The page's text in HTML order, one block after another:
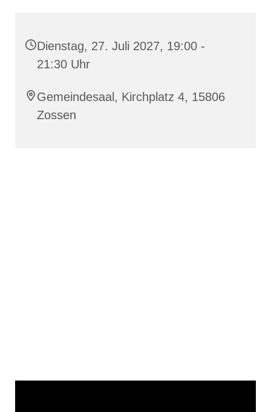
Dienstag, 27. Juli 2027, 19:00 -
21:30 Uhr
Gemeindesaal, Kirchplatz 4, 15806
Zossen